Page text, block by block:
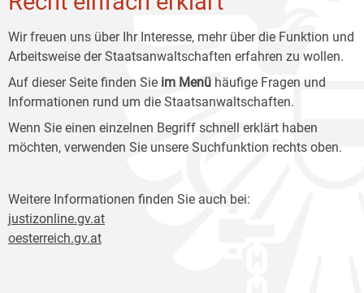
Wir freuen uns über Ihr Interesse, mehr über die Funktion und
Arbeitsweise der Staatsanwaltschaften erfahren zu wollen.
Auf dieser Seite finden Sie im Menü häufige Fragen und
Informationen rund um die Staatsanwaltschaften.
Wenn Sie einen einzelnen Begriff schnell erklärt haben
möchten, verwenden Sie unsere Suchfunktion rechts oben.
Weitere Informationen finden Sie auch bei:
justizonline.gv.at
oesterreich.gv.at